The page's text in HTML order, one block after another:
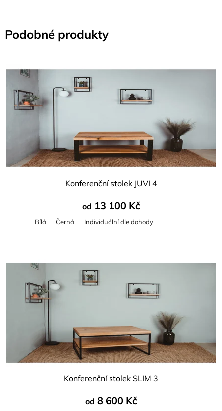
Podobné produkty
Konferenční stolek JUVI 4
produktu
5
hvězdiček.
od 13 100 Kč
Bílá Černá Individuální dle dohody
Konferenční stolek SLIM 3
od 8 600 Kč